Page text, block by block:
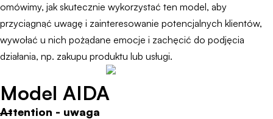
omówimy, jak skutecznie wykorzystać ten model, aby
przyciągnąć uwagę i zainteresowanie potencjalnych klientów,
wywołać u nich pożądane emocje i zachęcić do podjęcia
działania, np. zakupu produktu lub usługi.
Model AIDA
Attention - uwaga